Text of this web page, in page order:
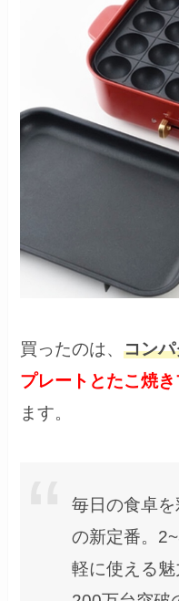
買ったのは、コン
プレートとたこ焼き
ます。
毎日の食卓
の新定番。
軽に使える魅